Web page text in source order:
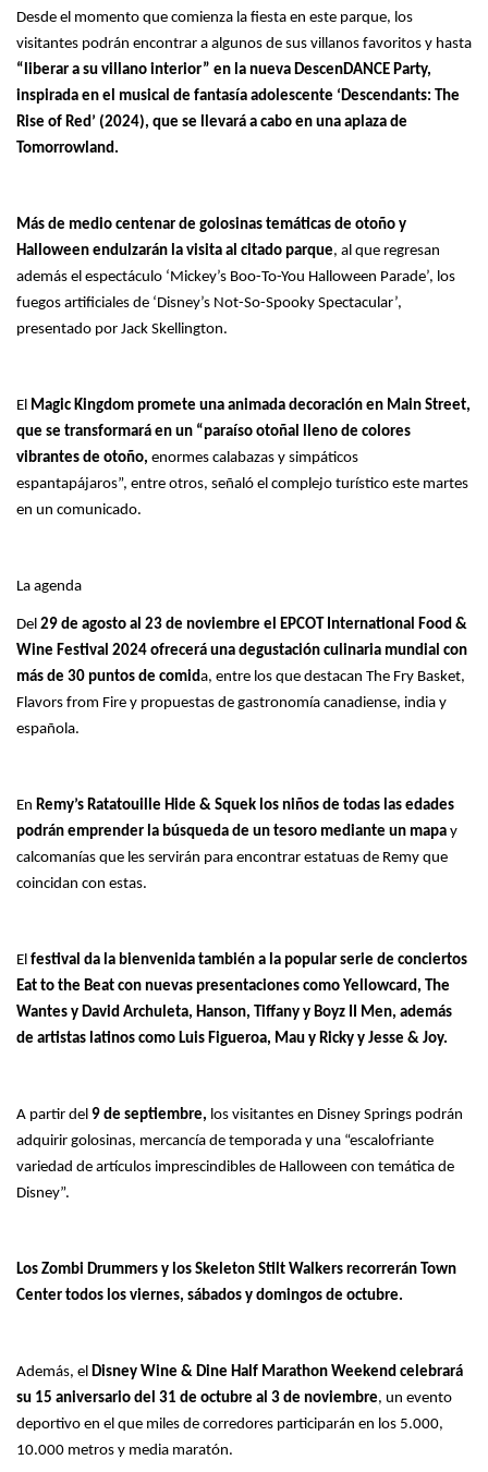
Desde el momento que comienza la fiesta en este parque, los
visitantes podrán encontrar a algunos de sus villanos favoritos y hasta
“liberar a su villano interior” en la nueva DescenDANCE Party,
inspirada en el musical de fantasía adolescente ‘Descendants: The
Rise of Red’ (2024), que se llevará a cabo en una aplaza de
Tomorrowland.
Más de medio centenar de golosinas temáticas de otoño y
Halloween endulzarán la visita al citado parque, al que regresan
además el espectáculo ‘Mickey’s Boo-To-You Halloween Parade’, los
fuegos artificiales de ‘Disney’s Not-So-Spooky Spectacular’,
presentado por Jack Skellington.
El Magic Kingdom promete una animada decoración en Main Street,
que se transformará en un “paraíso otoñal lleno de colores
vibrantes de otoño, enormes calabazas y simpáticos
espantapájaros”, entre otros, señaló el complejo turístico este martes
en un comunicado.
La agenda
Del 29 de agosto al 23 de noviembre el EPCOT International Food &
Wine Festival 2024 ofrecerá una degustación culinaria mundial con
más de 30 puntos de comida, entre los que destacan The Fry Basket,
Flavors from Fire y propuestas de gastronomía canadiense, india y
española.
En Remy’s Ratatouille Hide & Squek los niños de todas las edades
podrán emprender la búsqueda de un tesoro mediante un mapa y
calcomanías que les servirán para encontrar estatuas de Remy que
coincidan con estas.
El festival da la bienvenida también a la popular serie de conciertos
Eat to the Beat con nuevas presentaciones como Yellowcard, The
Wantes y David Archuleta, Hanson, Tiffany y Boyz II Men, además
de artistas latinos como Luis Figueroa, Mau y Ricky y Jesse & Joy.
A partir del 9 de septiembre, los visitantes en Disney Springs podrán
adquirir golosinas, mercancía de temporada y una “escalofriante
variedad de artículos imprescindibles de Halloween con temática de
Disney”.
Los Zombi Drummers y los Skeleton Stilt Walkers recorrerán Town
Center todos los viernes, sábados y domingos de octubre.
Además, el Disney Wine & Dine Half Marathon Weekend celebrará
su 15 aniversario del 31 de octubre al 3 de noviembre, un evento
deportivo en el que miles de corredores participarán en los 5.000,
10.000 metros y media maratón.